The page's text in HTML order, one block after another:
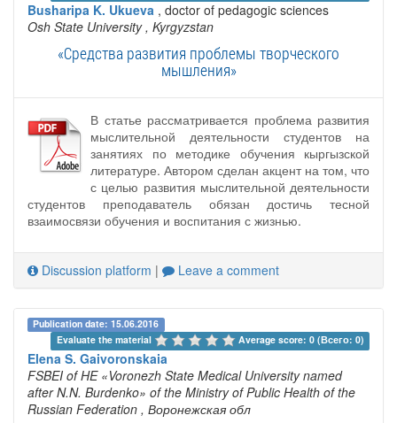
Busharipa K. Ukueva , doctor of pedagogic sciences
Osh State University , Kyrgyzstan
«Средства развития проблемы творческого
мышления»
В статье рассматривается проблема развития
мыслительной деятельности студентов на
занятиях по методике обучения кыргызской
литературе. Автором сделан акцент на том, что
с целью развития мыслительной деятельности
студентов преподаватель обязан достичь тесной
взаимосвязи обучения и воспитания с жизнью.
Discussion platform | Leave a comment
Publication date: 15.06.2016
Evaluate the material
Average score: 0 (Всего: 0)
Elena S. Gaivoronskaia
FSBEI of HE «Voronezh State Medical University named
after N.N. Burdenko» of the Ministry of Public Health of the
Russian Federation , Воронежская обл